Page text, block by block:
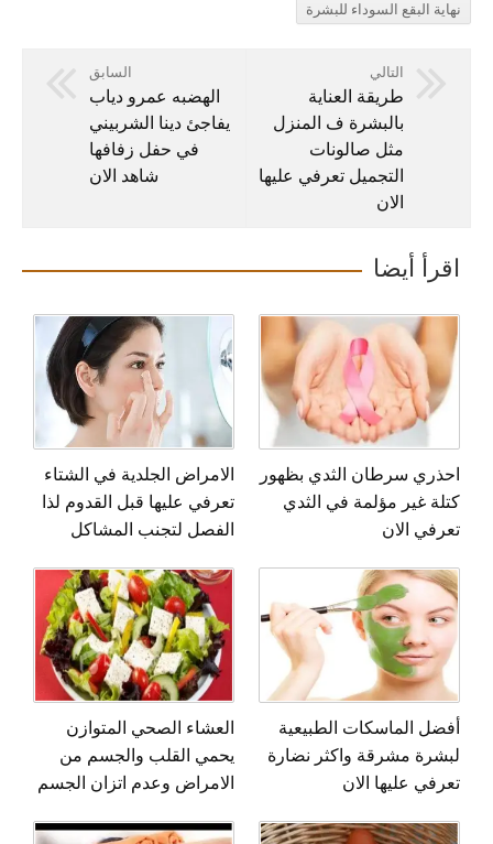
نهاية البقع السوداء للبشرة
التالي
طريقة العناية
بالبشرة ف المنزل
مثل صالونات
التجميل تعرفي عليها
الان
السابق
الهضبه عمرو دياب
يفاجئ دينا الشربيني
في حفل زفافها
شاهد الان
اقرأ أيضا
احذري سرطان الثدي بظهور
كتلة غير مؤلمة في الثدي
تعرفي الان
الامراض الجلدية في الشتاء
تعرفي عليها قبل القدوم لذا
الفصل لتجنب المشاكل
أفضل الماسكات الطبيعية
لبشرة مشرقة واكثر نضارة
تعرفي عليها الان
العشاء الصحي المتوازن
يحمي القلب والجسم من
الامراض وعدم اتزان الجسم